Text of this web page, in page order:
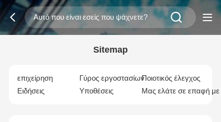
Sitemap
επιχείρηση Γύρος εργοστασίωνΠοιοτικός έλεγχος
Ειδήσεις
Υποθέσεις Μας ελάτε σε επαφή με